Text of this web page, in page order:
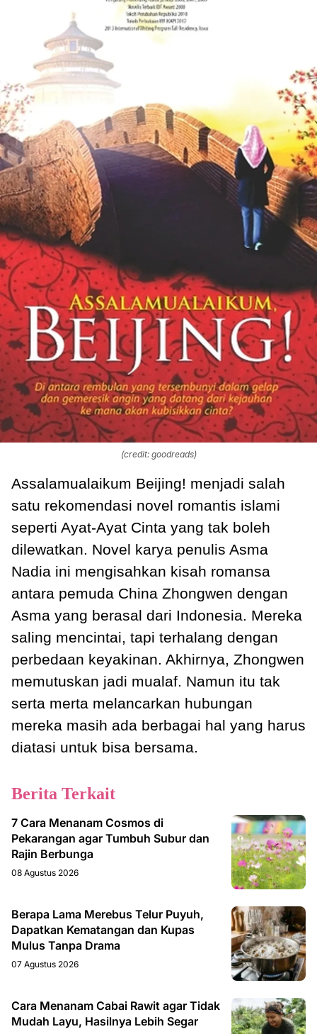
(credit: goodreads)
Assalamualaikum Beijing! menjadi salah
satu rekomendasi novel romantis islami
seperti Ayat-Ayat Cinta yang tak boleh
dilewatkan. Novel karya penulis Asma
Nadia ini mengisahkan kisah romansa
antara pemuda China Zhongwen dengan
Asma yang berasal dari Indonesia. Mereka
saling mencintai, tapi terhalang dengan
perbedaan keyakinan. Akhirnya, Zhongwen
memutuskan jadi mualaf. Namun itu tak
serta merta melancarkan hubungan
mereka masih ada berbagai hal yang harus
diatasi untuk bisa bersama.
Berita Terkait
7 Cara Menanam Cosmos di
Pekarangan agar Tumbuh Subur dan
Rajin Berbunga
08 Agustus 2026
Berapa Lama Merebus Telur Puyuh,
Dapatkan Kematangan dan Kupas
Mulus Tanpa Drama
07 Agustus 2026
Cara Menanam Cabai Rawit agar Tidak
Mudah Layu, Hasilnya Lebih Segar